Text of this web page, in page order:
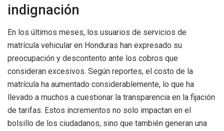
indignación
En los últimos meses, los usuarios de servicios de
matrícula vehicular en Honduras han expresado su
preocupación y descontento ante los cobros que
consideran excesivos. Según reportes, el costo de la
matrícula ha aumentado considerablemente, lo que ha
llevado a muchos a cuestionar la transparencia en la fijación
de tarifas. Estos incrementos no solo impactan en el
bolsillo de los ciudadanos, sino que también generan una